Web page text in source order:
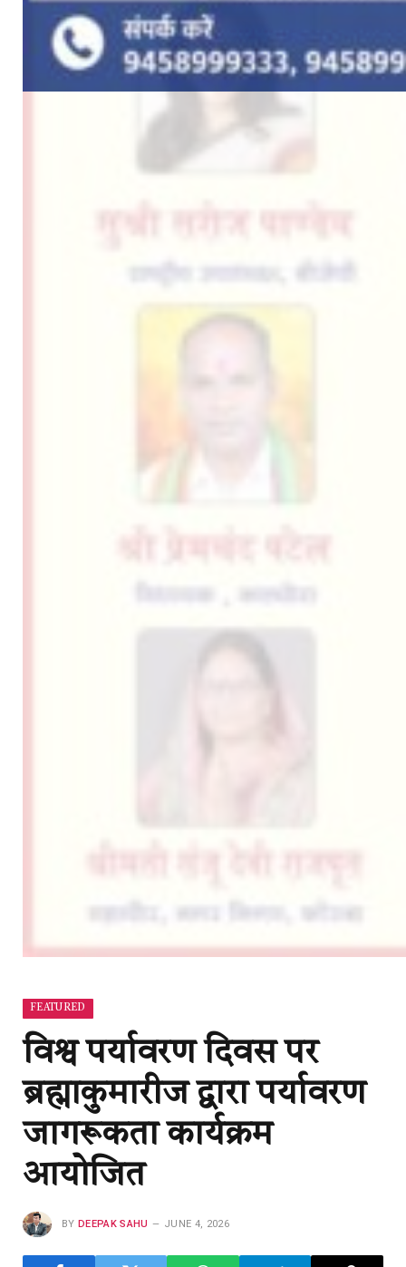
FEATURED
विश्व पर्यावरण दिवस पर
ब्रह्माकुमारीज द्वारा पर्यावरण
जागरूकता कार्यक्रम
आयोजित
BY DEEPAK SAHU JUNE 4, 2026